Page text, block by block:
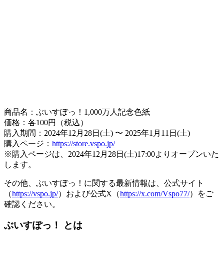
商品名：ぶいすぽっ！1,000万人記念色紙
価格：各100円（税込）
購入期間：2024年12月28日(土) 〜 2025年1月11日(土)
購入ページ： https://store.vspo.jp/
※購入ページは、2024年12月28日(土)17:00よりオープンいた
します。
その他、ぶいすぽっ！に関する最新情報は、公式サイト
（https://vspo.jp/）および公式X（https://x.com/Vspo77/）をご
確認ください。
ぶいすぽっ！ とは